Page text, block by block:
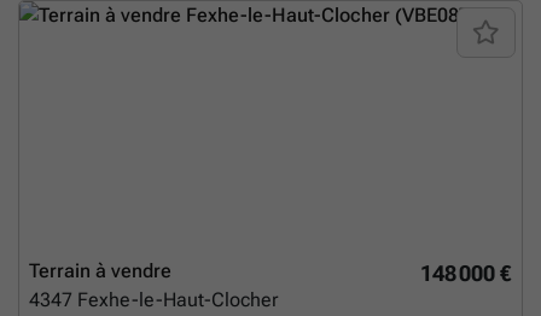
148 000 €
Terrain à vendre
4347 Fexhe-le-Haut-Clocher